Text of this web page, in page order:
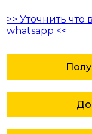
>> Уточнить
whatsapp <<